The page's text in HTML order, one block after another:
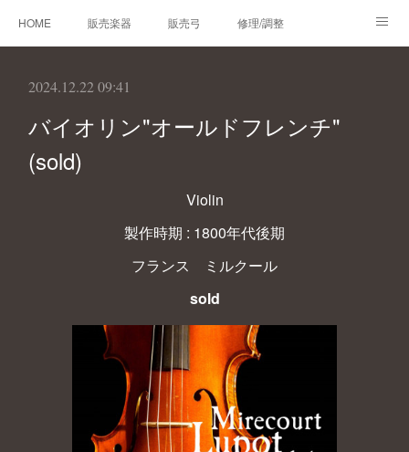
HOME 販売楽器 販売弓 修理/調整
2024.12.22 09:41
バイオリン"オールドフレンチ"
(sold)
Violin
製作時期 : 1800年代後期
フランス ミルクール
sold